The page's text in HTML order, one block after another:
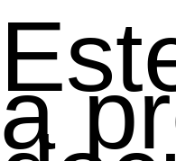
a